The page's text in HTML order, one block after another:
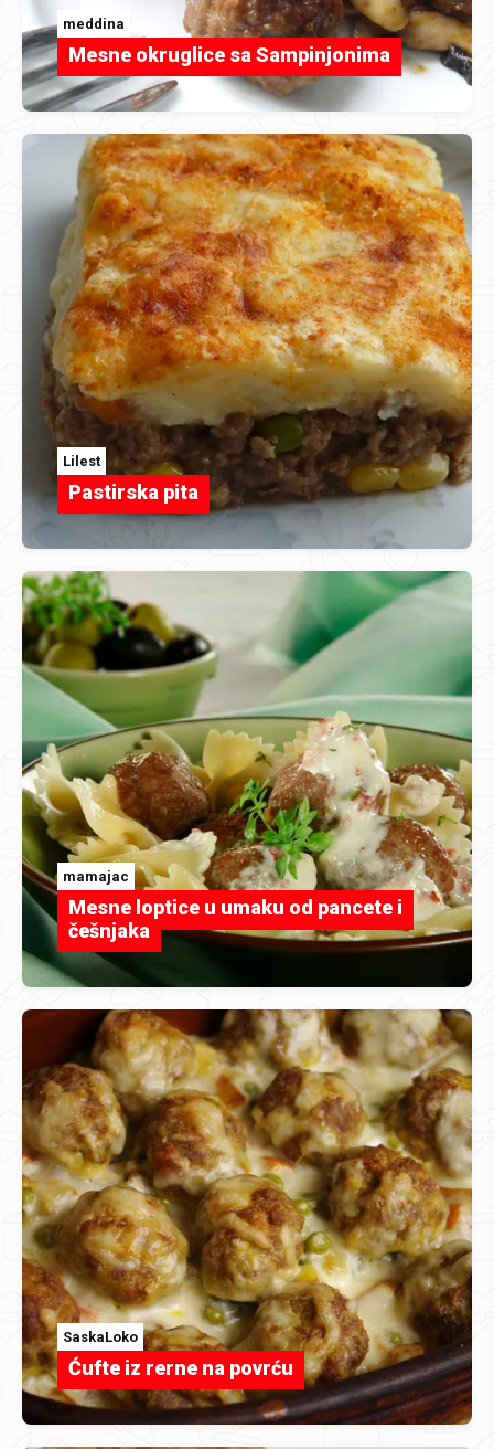
meddina
Mesne okruglice sa Sampinjonima
Lilest
Pastirska pita
mamajac
Mesne loptice u umaku od pancete i
češnjaka
SaskaLoko
Ćufte iz rerne na povrću